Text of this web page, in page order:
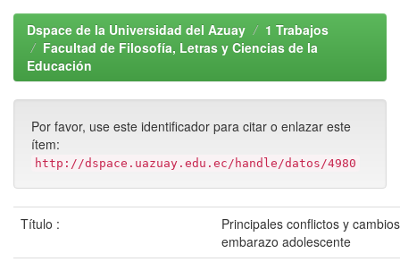
Dspace de la Universidad del Azuay
1 Trabajos
Facultad de Filosofía, Letras y Ciencias de la
Educación
Por favor, use este identificador para citar o enlazar este
ítem:
http://dspace.uazuay.edu.ec/handle/datos/4980
Título :
Principales conflictos y
embarazo adolescente